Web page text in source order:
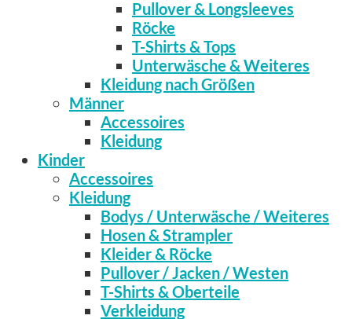
Pullover & Longsleeves
Röcke
T-Shirts & Tops
Unterwäsche & Weiteres
Kleidung nach Größen
Männer
Accessoires
Kleidung
Kinder
Accessoires
Kleidung
Bodys / Unterwäsche / Weiteres
Hosen & Strampler
Kleider & Röcke
Pullover / Jacken / Westen
T-Shirts & Oberteile
Verkleidung